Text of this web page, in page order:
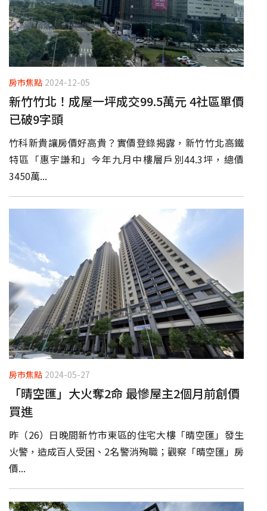
房市焦點 2024-12-05
新竹竹北！成屋一坪成交99.5萬元 4社區單價
已破9字頭
竹科新貴讓房價好高貴？實價登錄揭露，新竹竹北高鐵
特區「惠宇謙和」今年九月中樓層戶別44.3坪，總價
3450萬...
房市焦點 2024-05-27
「晴空匯」大火奪2命 最慘屋主2個月前創價
買進
昨（26）日晚間新竹市東區的住宅大樓「晴空匯」發生
火警，造成百人受困、2名警消殉職；觀察「晴空匯」房
價...